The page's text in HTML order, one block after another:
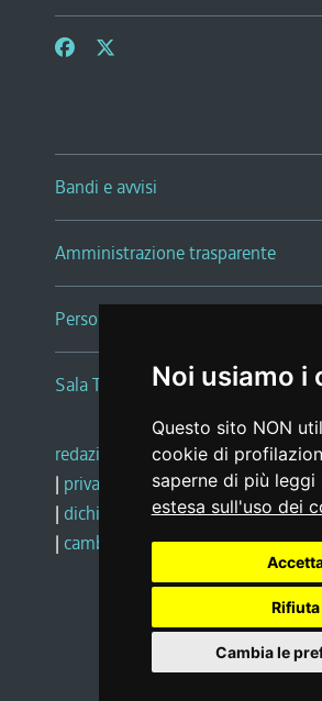
Noi usiamo i
Questo sito NON
cookie di
saperne di più leggi
estesa sull'uso dei
Rifiuta
Cambia le
Bandi e avvisi
Amministrazione trasparente
Persone e Uffici
Sala Tiziano Tessitori
redazione web |note legali |
| privacy
social media policy
| dichiarazione di accessibilità |
| cambio preferenze cookie
Realizzato da